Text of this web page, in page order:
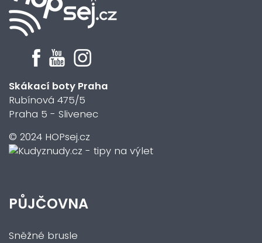
Skákací boty Praha
Rubínová 475/5
Praha 5 - Slivenec
© 2024 HOPsej.cz
PŮJČOVNA
Sněžné brusle